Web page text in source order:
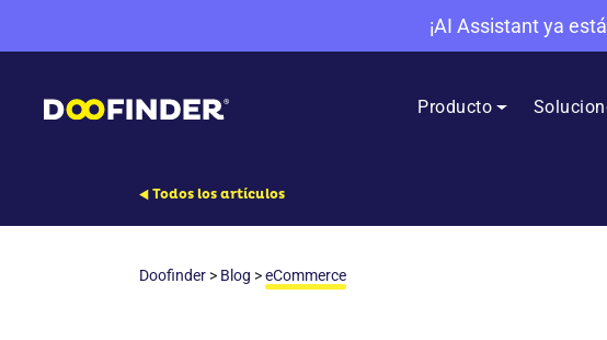
¡AI Assistant ya
Producto
Todos los artículos
Doofinder > Blog >eCommerce